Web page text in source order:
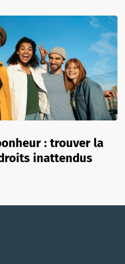
: trouver la
inattendus